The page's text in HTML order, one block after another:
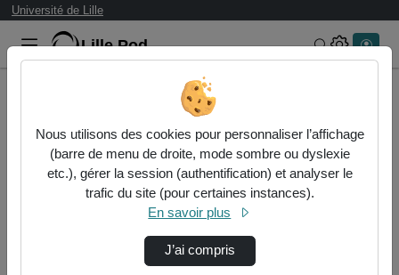
Université de Lille
Lille.Pod Rechercher
1 vidéo trouvée
Vidéo Statistiques de vues
Nous utilisons des cookies pour personnaliser l’affichage
(barre de menu de droite, mode sombre ou dyslexie
etc.), gérer la session (authentification) et analyser le
trafic du site (pour certaines instances).
En savoir plus
J’ai compris